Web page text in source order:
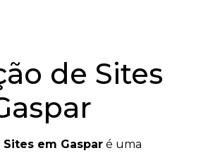
de Sites
em Gaspar é uma